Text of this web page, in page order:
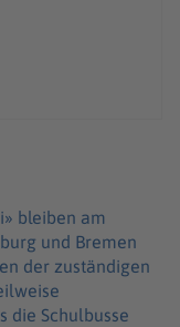
bleiben am
und Bremen
der zuständigen
die Schulbusse